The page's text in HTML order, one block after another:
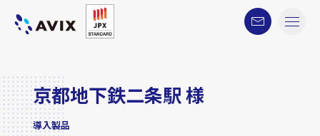
京都地下鉄二条駅 様
導入製品